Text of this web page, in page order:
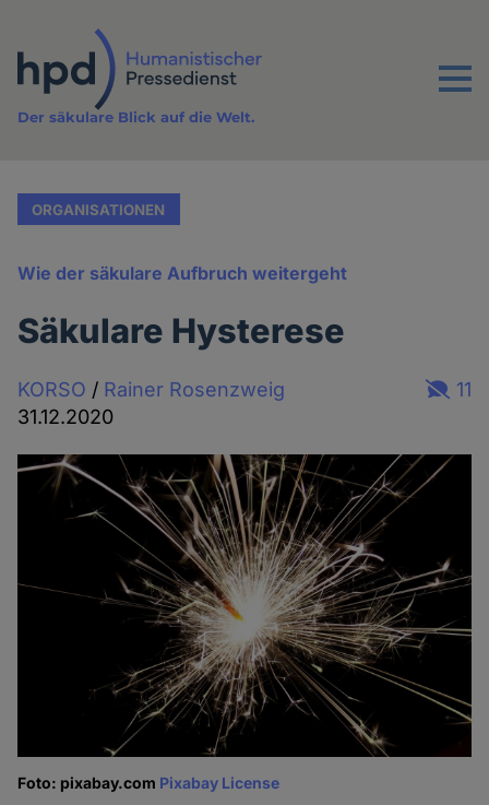
Inhalt
Menu
Der säkulare Blick auf die Welt.
ORGANISATIONEN
Wie der säkulare Aufbruch weitergeht
Säkulare Hysterese
KORSO / Rainer Rosenzweig
31.12.2020
11
Foto: pixabay.com Pixabay License